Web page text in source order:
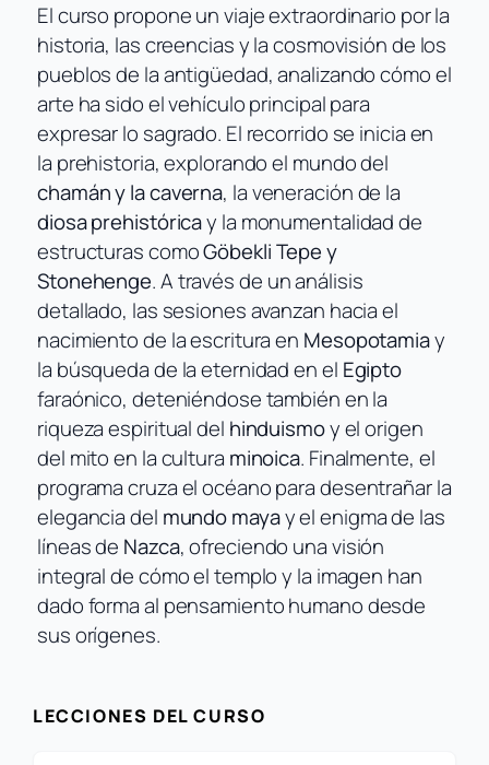
El curso propone un viaje extraordinario por la
historia, las creencias y la cosmovisión de los
pueblos de la antigüedad, analizando cómo el
arte ha sido el vehículo principal para
expresar lo sagrado. El recorrido se inicia en
la prehistoria, explorando el mundo del
chamán y la caverna, la veneración de la
diosa prehistóricay la monumentalidad de
estructuras comoGöbekli Tepe y
Stonehenge. A través de un análisis
detallado, las sesiones avanzan hacia el
nacimiento de la escritura en Mesopotamiay
la búsqueda de la eternidad en el Egipto
faraónico, deteniéndose también en la
riqueza espiritual del hinduismoy el origen
del mito en la cultura minoica. Finalmente, el
programa cruza el océano para desentrañar la
elegancia del mundo mayay el enigma de las
líneas de Nazca, ofreciendo una visión
integral de cómo el templo y la imagen han
dado forma al pensamiento humano desde
sus orígenes.
LECCIONES DEL CURSO